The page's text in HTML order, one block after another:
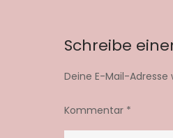
Schreibe
Deine E-Mail-
Kommentar *